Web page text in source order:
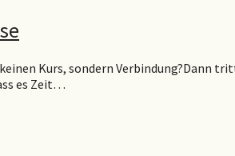
Kurs, sondern Verbindung?Dann
es Zeit…